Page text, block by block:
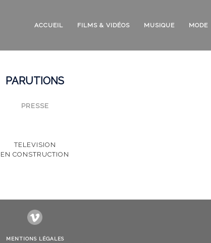
ACCUEIL FILMS & VIDÉOS MUSIQUE MODE
PARUTIONS
PRESSE
TELEVISION
EN CONSTRUCTION
MENTIONS LÉGALES